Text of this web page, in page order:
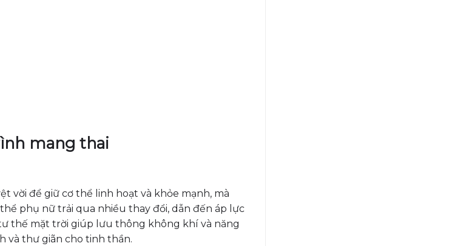
mang thai
vời để giữ cơ thể linh hoạt và khỏe mạnh, mà
phụ nữ trải qua nhiều thay đổi, dẫn đến áp lực
thế mặt trời giúp lưu thông không khí và năng
và thư giãn cho tinh thần.